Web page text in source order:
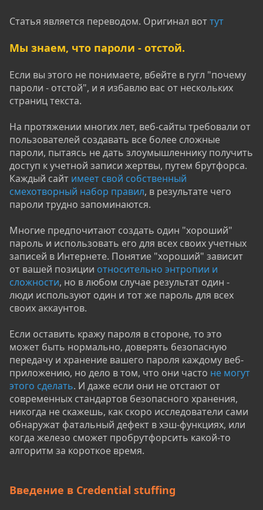
Статья является переводом. Оригинал воттут
Мы знаем, что пароли - отстой.
Если вы этого не понимаете, вбейте в гугл "почему
пароли - отстой", и я избавлю вас от нескольких
страниц текста.
На протяжении многих лет, веб-сайты требовали от
пользователей создавать все более сложные
пароли, пытаясь не дать злоумышленнику получить
доступ к учетной записи жертвы, путем брутфорса.
Каждый сайт имеет свой собственный
смехотворный набор правил, в результате чего
пароли трудно запоминаются.
Многие предпочитают создать один "хороший"
пароль и использовать его для всех своих учетных
записей в Интернете. Понятие "хороший" зависит
от вашей позиции относительно энтропии и
сложности, но в любом случае результат один -
люди используют один и тот же пароль для всех
своих аккаунтов.
Если оставить кражу пароля в стороне, то это
может быть нормально, доверять безопасную
передачу и хранение вашего пароля каждому веб-
приложению, но дело в том, что они часто не могут
этого сделать. И даже если они не отстают от
современных стандартов безопасного хранения,
никогда не скажешь, как скоро исследователи сами
обнаружат фатальный дефект в хэш-функциях, или
когда железо сможет пробрутфорсить какой-то
алгоритм за короткое время.
Введение в Credential stuffing